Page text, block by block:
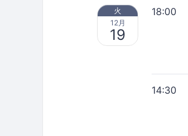
火
12月
19
18:00
14:30